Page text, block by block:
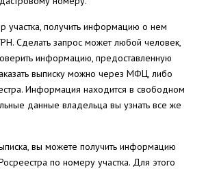
участка, получить информацию о нем
Сделать запрос может любой человек,
информацию, предоставленную
выписку можно через МФЦ, либо
Информация находится в свободном
данные владельца вы узнать все же
вы можете получить информацию
по номеру участка. Для этого